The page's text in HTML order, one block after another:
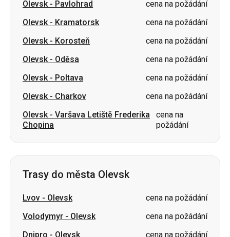
Olevsk-Oděsa
cena na požádání
Olevsk-Poltava
cena na požádání
Olevsk-Charkov
cena na požádání
Olevsk-Varšava Letiště Frederika
cena na
Trasy do města Olevsk
Lvov-Olevsk
cena na požádání
Dnipro -Olevsk
Charkov-Olevsk
cena na požádání
Oděsa-Olevsk
cena na požádání